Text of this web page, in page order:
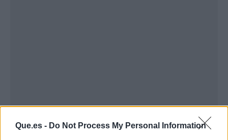
Que.es - Do Not Process My Personal Information